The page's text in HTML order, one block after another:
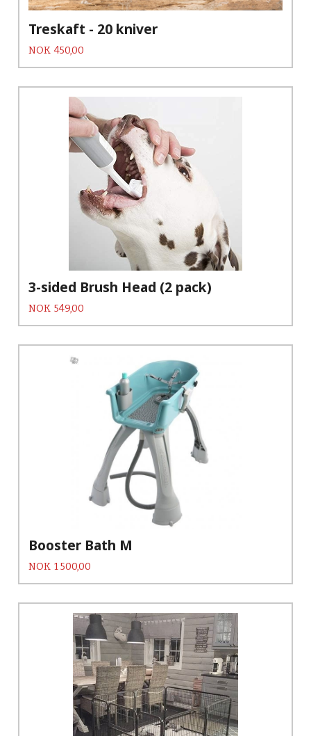
Treskaft - 20 kniver
Pris
NOK 450,00
3-sided Brush Head (2 pack)
Pris
NOK 549,00
Booster Bath M
Pris
NOK 1 500,00